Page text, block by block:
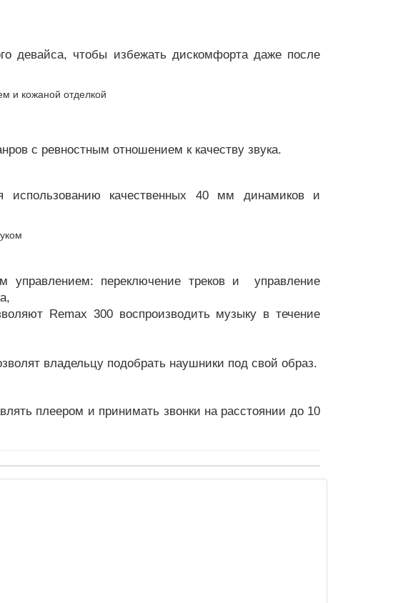
девайса, чтобы избежать дискомфорта даже после
с ревностным отношением к качеству звука.
использованию качественных 40 мм динамиков и
управлением: переключение треков и управление
Remax 300 воспроизводить музыку в течение
владельцу подобрать наушники под свой образ.
плеером и принимать звонки на расстоянии до 10